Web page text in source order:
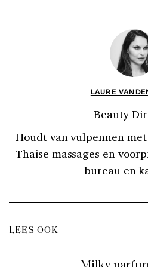
LAURE
Beauty
Houdt van vulpennen
Thaise massages en
bureau en
LEES OOK